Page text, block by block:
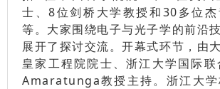
士、8位剑桥大学教授和30多位
等。大家围绕电子与光子学的前沿
展开了探讨交流。开幕式环节，由
皇家工程院院士、浙江大学国际
Amaratunga教授主持。浙江大学